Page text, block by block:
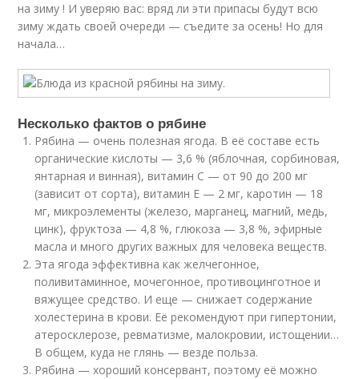
на зиму ! И уверяю вас: вряд ли эти припасы будут всю
зиму ждать своей очереди — съедите за осень! Но для
начала…
Несколько фактов о рябине
Рябина — очень полезная ягода. В её составе есть
органические кислоты — 3,6 % (яблочная, сорбиновая,
янтарная и винная), витамин С — от 90 до 200 мг
(зависит от сорта), витамин Е — 2 мг, каротин — 18
мг, микроэлементы (железо, марганец, магний, медь,
цинк), фруктоза — 4,8 %, глюкоза — 3,8 %, эфирные
масла и много других важных для человека веществ.
Эта ягода эффективна как желчегонное,
поливитаминное, мочегонное, противоцинготное и
вяжущее средство. И еще — снижает содержание
холестерина в крови. Её рекомендуют при гипертонии,
атеросклерозе, ревматизме, малокровии, истощении…
В общем, куда не глянь — везде польза.
Рябина — хороший консервант, поэтому её можно